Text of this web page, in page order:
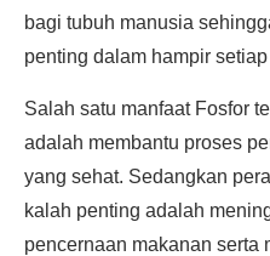
bagi tubuh manusia
penting dalam hampir
Salah satu manfaat Fosfor
adalah membantu proses
yang sehat. Sedangkan
kalah penting adalah
pencernaan makanan serta